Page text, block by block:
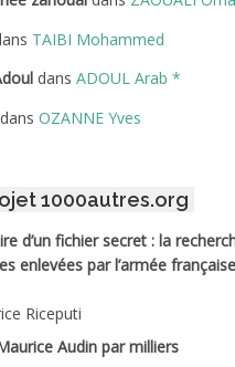
Mohamed
Mohamed *
Ahmed
Mohamed ben Kaddour
Kouider
TAIBI Mohammed
dans ADOUL Arab *
OZANNE Yves
1000autres.org
d’un fichier secret : la
enlevées par l’armée
Riceputi
Audin par milliers